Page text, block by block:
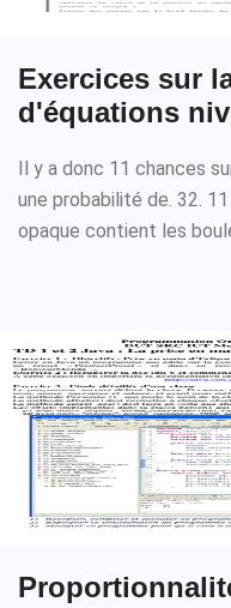
Exercices sur
d'équations
Il y a donc 11 chances
une probabilité de. 32.
opaque contient les